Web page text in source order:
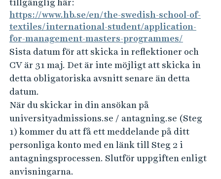
tillgänglig här:
https://www.hb.se/en/the-swedish-school-of-
textiles/international-student/application-
for-management-masters-programmes/
Sista datum för att skicka in reflektioner och
CV är 31 maj. Det är inte möjligt att skicka in
detta obligatoriska avsnitt senare än detta
datum.
När du skickar in din ansökan på
universityadmissions.se / antagning.se (Steg
1) kommer du att få ett meddelande på ditt
personliga konto med en länk till Steg 2 i
antagningsprocessen. Slutför uppgiften enligt
anvisningarna.